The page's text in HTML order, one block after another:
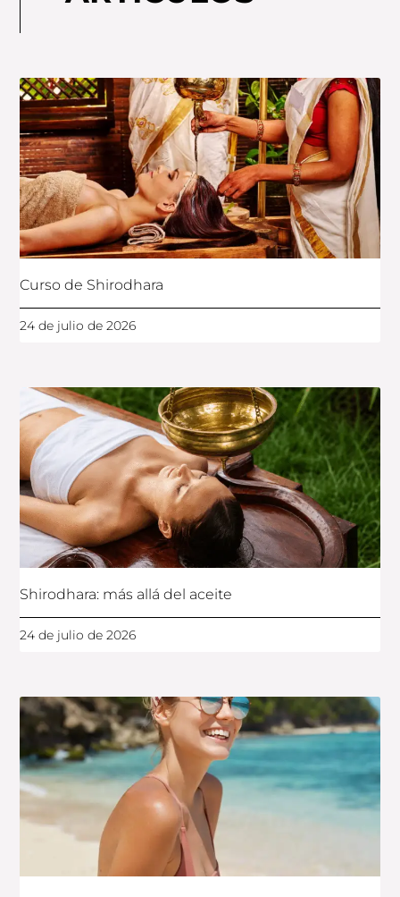
Curso de Shirodhara
24 de julio de 2026
Shirodhara: más allá del aceite
24 de julio de 2026